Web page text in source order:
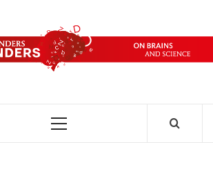
DONDERS
EN WETENSCHAP // ON BRAINS AND
Primair